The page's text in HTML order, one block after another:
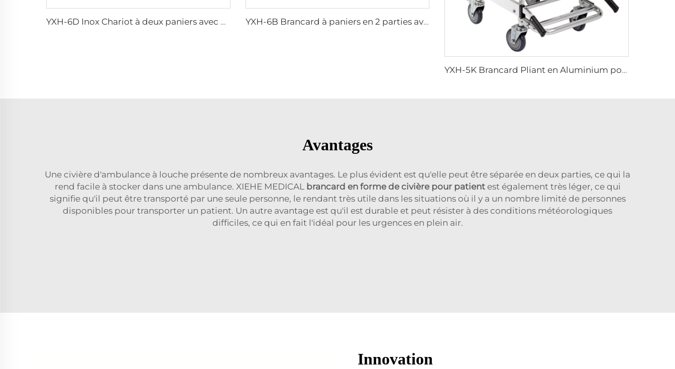
YXH-6D Inox Chariot à deux paniers avec harnais de levage YXH-6B Brancard à paniers en 2 parties avec sangles pour urgence
YXH-5K Brancard Pliant en Aluminium pour Utilisation Hospitalière
Avantages
Une civière d'ambulance à louche présente de nombreux avantages. Le plus évident est qu'elle peut être séparée en deux parties, ce qui la
rend facile à stocker dans une ambulance. XIEHE MEDICAL brancard en forme de civière pour patient est également très léger, ce qui
signifie qu'il peut être transporté par une seule personne, le rendant très utile dans les situations où il y a un nombre limité de personnes
disponibles pour transporter un patient. Un autre avantage est qu'il est durable et peut résister à des conditions météorologiques
difficiles, ce qui en fait l'idéal pour les urgences en plein air.
Innovation